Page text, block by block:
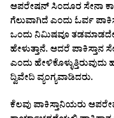
ಆಪರೇಷನ್‌ ಸಿಂದೂರ ಸೇನಾ
ಗೆಲುವಾಗಿದೆ ಎಂದು ಓರ್ವ
ಒಂದು ನಿಮಿಷವೂ ತಡಮಾಡದೇ
ಹೇಳುತ್ತಾನೆ. ಆದರೆ ಪಾಕಿಸ್ತಾನ
ಎಂದು
ದ್ವಿವೇದಿ ವ್ಯಂಗ್ಯವಾಡಿದರು.
ಕೆಲವು ಪಾಕಿಸ್ತಾನಿಯರು